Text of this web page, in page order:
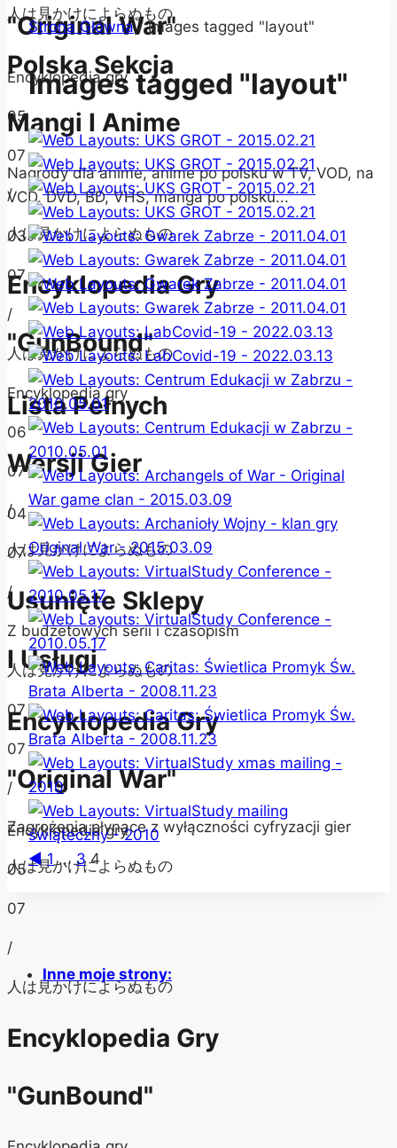
"Original War"
Encyklopedia gry
05
07
/
人は見かけによらぬもの
Encyklopedia Gry
"GunBound"
Encyklopedia gry
06
07
/
人は見かけによらぬもの
Usunięte Sklepy
I Usługi
07
07
/
Zagrożenia płynące z wyłączności cyfryzacji gier
人は見かけによらぬもの
人は見かけによらぬもの
Polska Sekcja
Mangi I Anime
Nagrody dla anime, anime po polsku w TV, VOD, na
VCD, DVD, BD, VHS, manga po polsku...
03
07
/
人は見かけによらぬもの
Lista Pełnych
Wersji Gier
04
07
/
Z budżetowych serii i czasopism
人は見かけによらぬもの
Encyklopedia Gry
"Original War"
Encyklopedia gry
05
07
/
人は見かけによらぬもの
Encyklopedia Gry
"GunBound"
Strona Główna / Images tagged "layout"
Images tagged "layout"
◄ 1 ... 3 4
Inne moje strony: